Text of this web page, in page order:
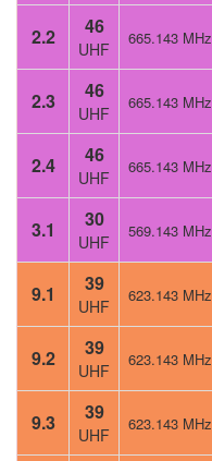
2.2 46
UHF
665.143 MHz
2.3 46
UHF
665.143 MHz
2.4 46
UHF
665.143 MHz
3.1 30
UHF
569.143 MHz
9.1 39
UHF
623.143 MHz
9.2 39
UHF
623.143 MHz
9.3 39
UHF
623.143 MHz